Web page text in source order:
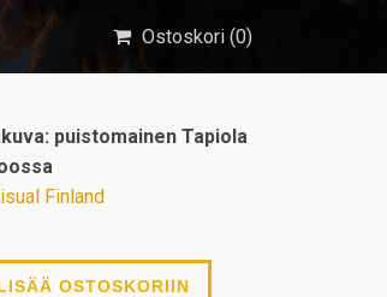
Ostoskori (0)
puistomainen Tapiola
Finland
OSTOSKORIIN